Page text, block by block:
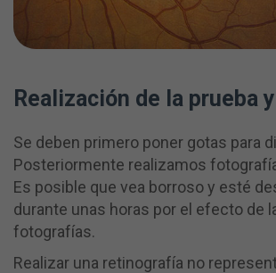
Realización de la prueba
Se deben primero poner gotas para
Posteriormente realizamos
Es posible que vea borroso y esté
durante unas horas por el efecto de
fotografías.
Realizar una retinografía no